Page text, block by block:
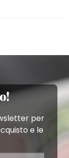
per
e le